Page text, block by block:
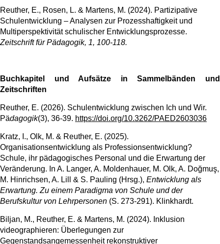
Reuther, E., Rosen, L. & Martens, M. (2024). Partizipative
Schulentwicklung – Analysen zur Prozesshaftigkeit und
Multiperspektivität schulischer Entwicklungsprozesse.
Zeitschrift für Pädagogik, 1, 100-118.
Buchkapitel und Aufsätze in Sammelbänden und
Zeitschriften
Reuther, E. (2026). Schulentwicklung zwischen Ich und Wir.
Pädagogik(3), 36-39. https://doi.org/10.3262/PAED2603036
Kratz, I., Olk, M. & Reuther, E. (2025).
Organisationsentwicklung als Professionsentwicklung?
Schule, ihr pädagogisches Personal und die Erwartung der
Veränderung. In A. Langer, A. Moldenhauer, M. Olk, A. Doğmuş,
M. Hinrichsen, A. Lill & S. Pauling (Hrsg.), Entwicklung als
Erwartung. Zu einem Paradigma von Schule und der
Berufskultur von Lehrpersonen (S. 273-291). Klinkhardt.
Biljan, M., Reuther, E. & Martens, M. (2024). Inklusion
videographieren: Überlegungen zur
Gegenstandsangemessenheit rekonstruktiver